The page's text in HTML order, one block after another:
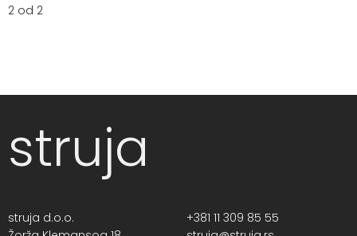
2 od 2
struja
struja d.o.o.
+381 11 309 85 55